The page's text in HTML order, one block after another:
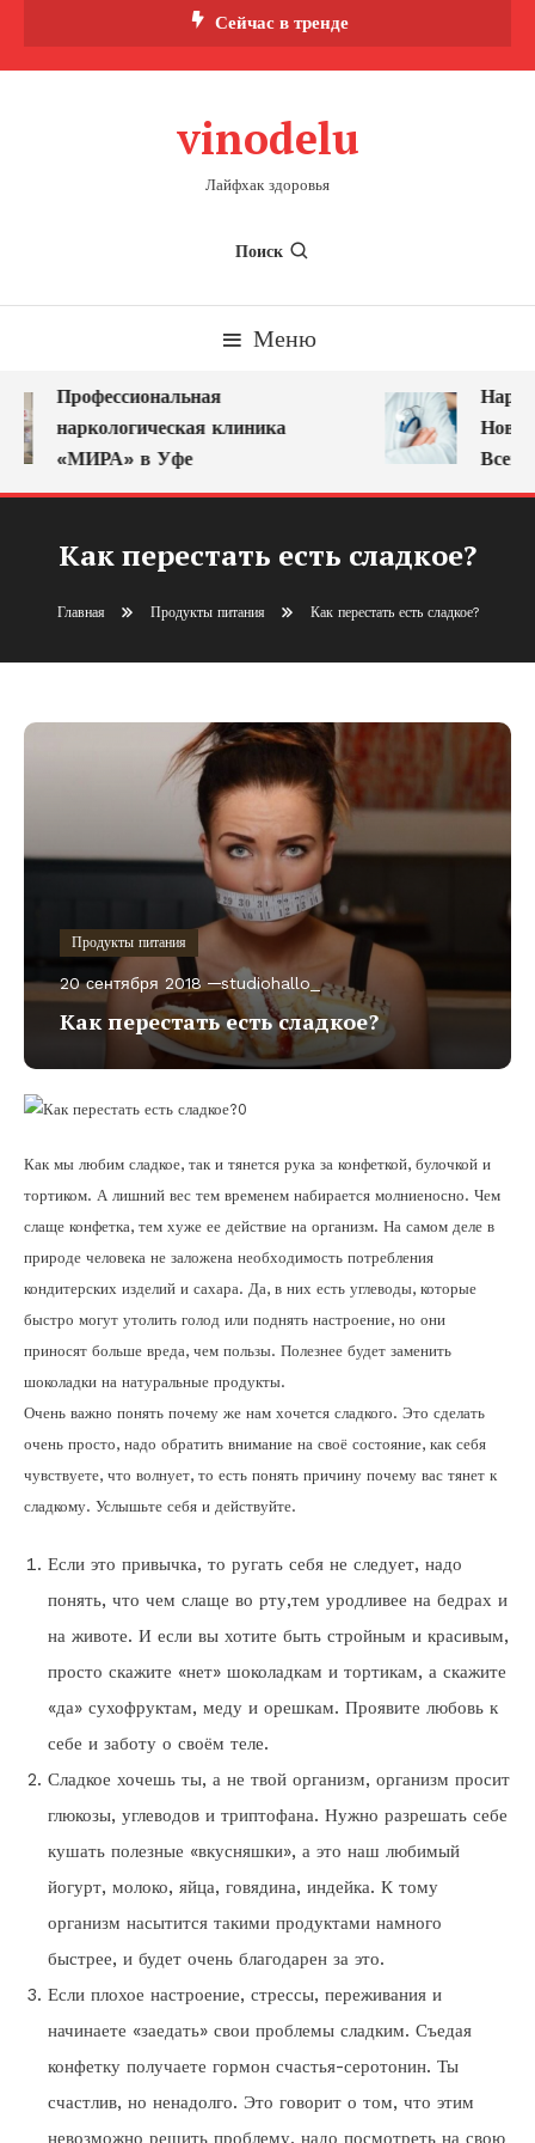
Сейчас в тренде
vinodelu
Лайфхак здоровья
Поиск
Меню
Профессиональная
наркологическая клиника
«МИРА» в Уфе
Как перестать есть сладкое?
Главная Продукты питания Как перестать есть сладкое?
Продукты питания
20 сентября 2018 studiohallo_
Как перестать есть сладкое?
Как мы любим сладкое, так и тянется рука за конфеткой, булочкой и
тортиком. А лишний вес тем временем набирается молниеносно. Чем
слаще конфетка, тем хуже ее действие на организм. На самом деле в
природе человека не заложена необходимость потребления
кондитерских изделий и сахара. Да, в них есть углеводы, которые
быстро могут утолить голод или поднять настроение, но они
приносят больше вреда, чем пользы. Полезнее будет заменить
шоколадки на натуральные продукты.
Очень важно понять почему же нам хочется сладкого. Это сделать
очень просто, надо обратить внимание на своё состояние, как себя
чувствуете, что волнует, то есть понять причину почему вас тянет к
сладкому. Услышьте себя и действуйте.
Если это привычка, то ругать себя не следует, надо
понять, что чем слаще во рту,тем уродливее на бедрах и
на животе. И если вы хотите быть стройным и красивым,
просто скажите «нет» шоколадкам и тортикам, а скажите
«да» сухофруктам, меду и орешкам. Проявите любовь к
себе и заботу о своём теле.
Сладкое хочешь ты, а не твой организм, организм просит
глюкозы, углеводов и триптофана. Нужно разрешать себе
кушать полезные «вкусняшки», а это наш любимый
йогурт, молоко, яйца, говядина, индейка. К тому
организм насытится такими продуктами намного
быстрее, и будет очень благодарен за это.
Если плохое настроение, стрессы, переживания и
начинаете «заедать» свои проблемы сладким. Съедая
конфетку получаете гормон счастья-серотонин. Ты
счастлив, но ненадолго. Это говорит о том, что этим
невозможно решить проблему, надо посмотреть на свою